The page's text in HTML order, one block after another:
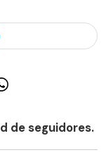
de seguidores.